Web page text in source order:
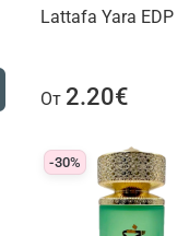
Lattafa Yara EDP
От 2.20€
-30%